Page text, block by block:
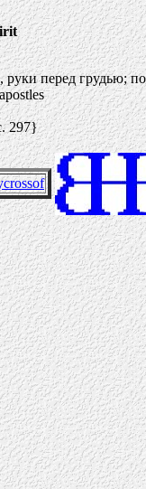
руки перед грудью;
297}